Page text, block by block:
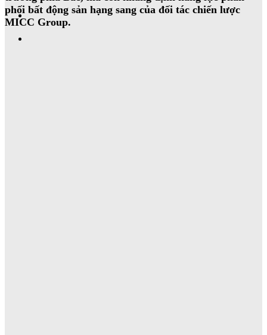
phối bất động sản hạng sang của đối tác chiến lược
MICC Group.